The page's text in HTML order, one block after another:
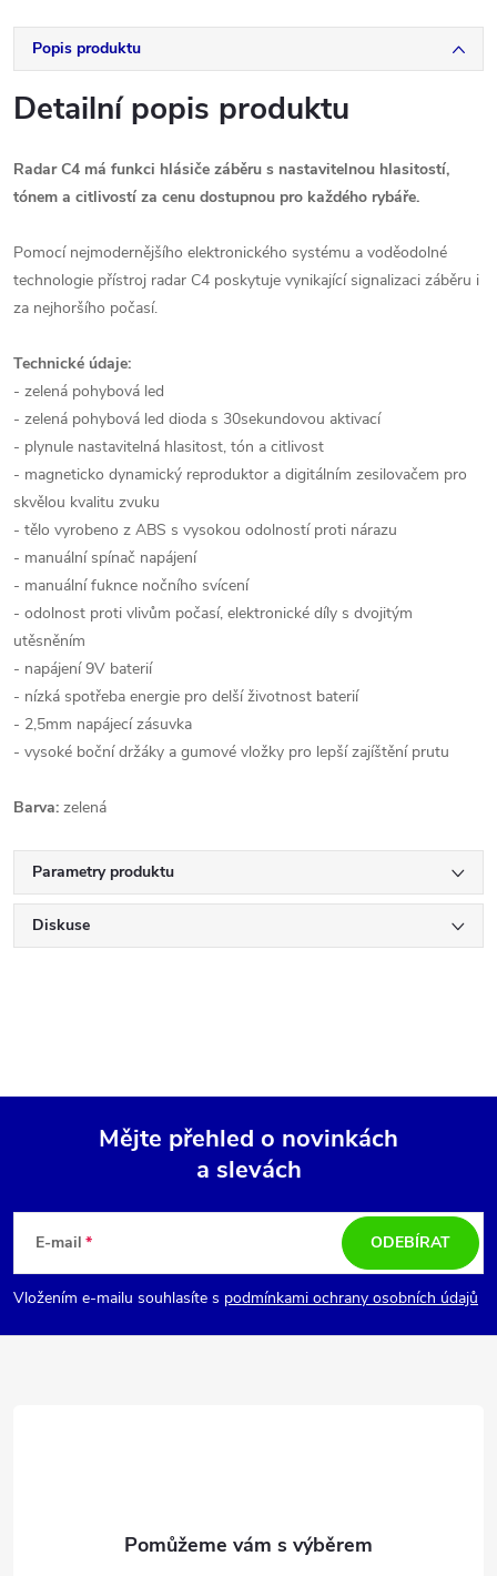
Popis produktu
Detailní popis produktu
Radar C4 má funkci hlásiče záběru s nastavitelnou hlasitostí,
tónem a citlivostí za cenu dostupnou pro každého rybáře.
Pomocí nejmodernějšího elektronického systému a voděodolné
technologie přístroj radar C4 poskytuje vynikající signalizaci záběru i
za nejhoršího počasí.
Technické údaje:
- zelená pohybová led
- zelená pohybová led dioda s 30sekundovou aktivací
- plynule nastavitelná hlasitost, tón a citlivost
- magneticko dynamický reproduktor a digitálním zesilovačem pro
skvělou kvalitu zvuku
- tělo vyrobeno z ABS s vysokou odolností proti nárazu
- manuální spínač napájení
- manuální fuknce nočního svícení
- odolnost proti vlivům počasí, elektronické díly s dvojitým
utěsněním
- napájení 9V baterií
- nízká spotřeba energie pro delší životnost baterií
- 2,5mm napájecí zásuvka
- vysoké boční držáky a gumové vložky pro lepší zajíštění prutu
Barva: zelená
Parametry produktu
Diskuse
p
a
Mějte přehled o novinkách
a slevách
E-mail
Vložením e-mailu souhlasíte s podmínkami ochrany osobních údajů
ODEBÍRAT